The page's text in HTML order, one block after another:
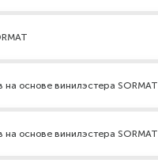
основе винилэстера SORMAT
основе винилэстера SORMAT